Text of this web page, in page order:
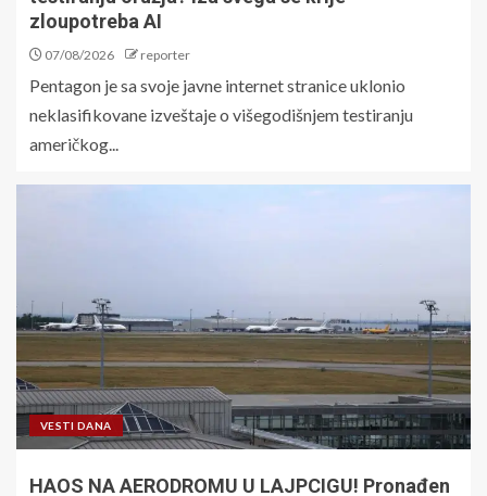
zloupotreba AI
07/08/2026 reporter
Pentagon je sa svoje javne internet stranice uklonio
neklasifikovane izveštaje o višegodišnjem testiranju
američkog...
VESTI DANA
HAOS NA AERODROMU U LAJPCIGU! Pronađen